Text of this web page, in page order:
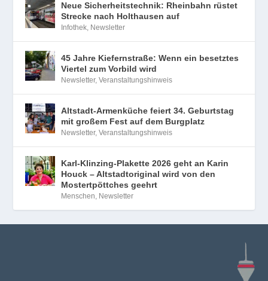
Neue Sicherheitstechnik: Rheinbahn rüstet
Strecke nach Holthausen auf
Infothek, Newsletter
45 Jahre Kiefernstraße: Wenn ein besetztes
Viertel zum Vorbild wird
Newsletter,Veranstaltungshinweis
Altstadt-Armenküche feiert 34. Geburtstag
mit großem Fest auf dem Burgplatz
Newsletter,Veranstaltungshinweis
Karl-Klinzing-Plakette 2026 geht an Karin
Houck – Altstadtoriginal wird von den
Mostertpöttches geehrt
Menschen, Newsletter